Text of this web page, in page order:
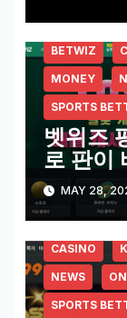
BETWIZ
MONEY
SPORTS
벳위즈
로 판이
MAY 28,
CASINO
NEWS
SPORTS